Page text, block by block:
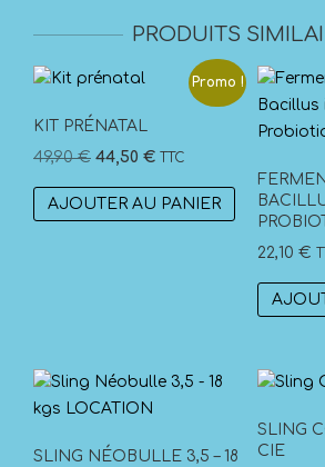
PRODUITS
Promo !
KIT PRÉNATAL
49,90€ Le
initial
44,50 €Le
actuel
TTC
AJOUTER AU PANIER
22,10 €
SLING NÉOBULLE 3,5 – 18
SLING
CIE